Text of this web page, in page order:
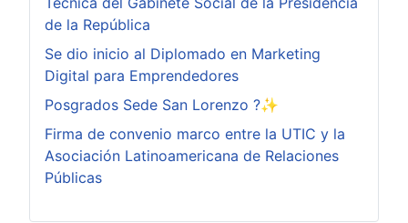
de la República
Se dio inicio al Diplomado en Marketing
Digital para Emprendedores
Posgrados Sede San Lorenzo ?✨
Firma de convenio marco entre la UTIC y la
Asociación Latinoamericana de Relaciones
Públicas